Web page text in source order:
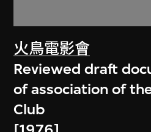
火鳥電影會
Reviewed draft
of association of
Club